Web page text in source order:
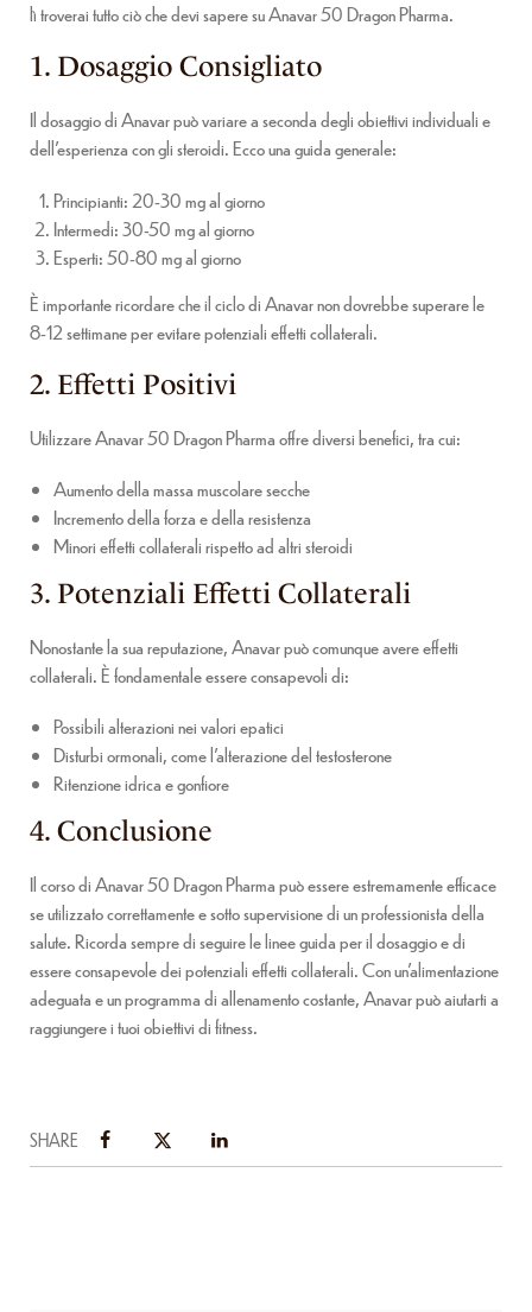
lì troverai tutto ciò che devi sapere su Anavar 50 Dragon Pharma.
1. Dosaggio Consigliato
Il dosaggio di Anavar può variare a seconda degli obiettivi individuali e
dell’esperienza con gli steroidi. Ecco una guida generale:
Principianti: 20-30 mg al giorno
Intermedi: 30-50 mg al giorno
Esperti: 50-80 mg al giorno
È importante ricordare che il ciclo di Anavar non dovrebbe superare le
8-12 settimane per evitare potenziali effetti collaterali.
2. Effetti Positivi
Utilizzare Anavar 50 Dragon Pharma offre diversi benefici, tra cui:
Aumento della massa muscolare secche
Incremento della forza e della resistenza
Minori effetti collaterali rispetto ad altri steroidi
3. Potenziali Effetti Collaterali
Nonostante la sua reputazione, Anavar può comunque avere effetti
collaterali. È fondamentale essere consapevoli di:
Possibili alterazioni nei valori epatici
Disturbi ormonali, come l’alterazione del testosterone
Ritenzione idrica e gonfiore
4. Conclusione
Il corso di Anavar 50 Dragon Pharma può essere estremamente efficace
se utilizzato correttamente e sotto supervisione di un professionista della
salute. Ricorda sempre di seguire le linee guida per il dosaggio e di
essere consapevole dei potenziali effetti collaterali. Con un’alimentazione
adeguata e un programma di allenamento costante, Anavar può aiutarti a
raggiungere i tuoi obiettivi di fitness.
SHARE